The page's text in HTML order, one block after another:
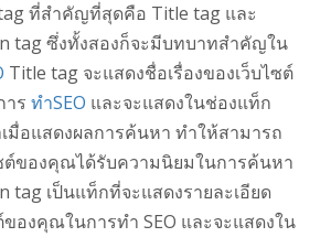
ที่สำคัญที่สุดคือ Title tag และ
tag ซึ่งทั้งสองก็จะมีบทบาทสำคัญใน
Title tag จะแสดงชื่อเรื่องของเว็บไซต์
ร ทำSEO และจะแสดงในช่องแท็ก
มื่อแสดงผลการค้นหา ทำให้สามารถ
ต์ของคุณได้รับความนิยมในการค้นหา
tag เป็นแท็กที่จะแสดงรายละเอียด
ของคุณในการทำ SEO และจะแสดงใน